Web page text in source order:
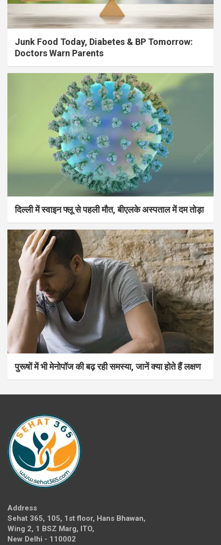
Junk Food Today, Diabetes & BP Tomorrow:
Doctors Warn Parents
दिल्ली में स्वाइन फ्लू से पहली मौत, बीएलके अस्पताल में दम तोड़ा
पुरूषों में भी मेनोपॉज की बढ़ रही समस्या, जानें क्या होते हैं लक्षण
Address
Sehat 365, 105, 1st floor, Hans Bhawan,
Wing 2, 1 BSZ Marg, ITO,
New Delhi - 110002